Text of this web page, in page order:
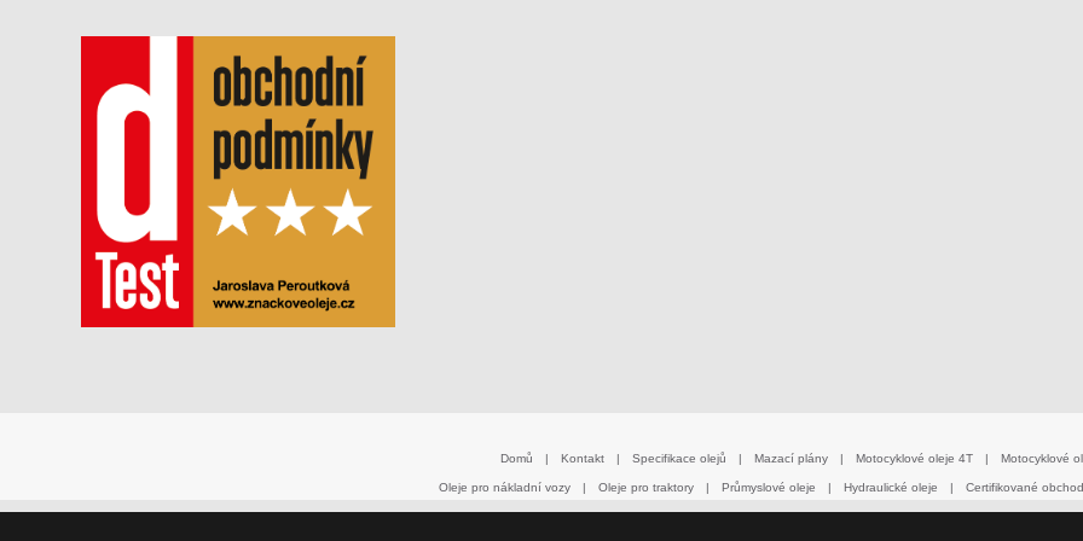
Domů | Kontakt | Specifikace olejů | Mazací plány | Motocyklové oleje 4T | Motocyklové
Oleje pro nákladní vozy | Oleje pro traktory | Průmyslové oleje | Hydraulické oleje | Certifikované